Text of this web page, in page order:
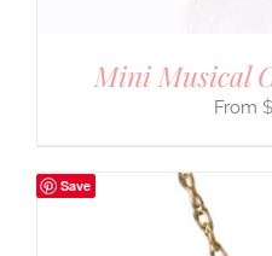
Mini Musical
$
Save